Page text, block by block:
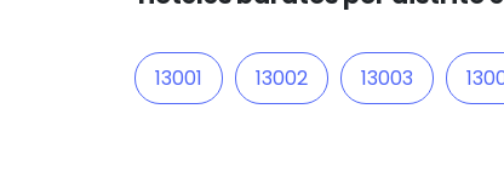
13001 13002 13003